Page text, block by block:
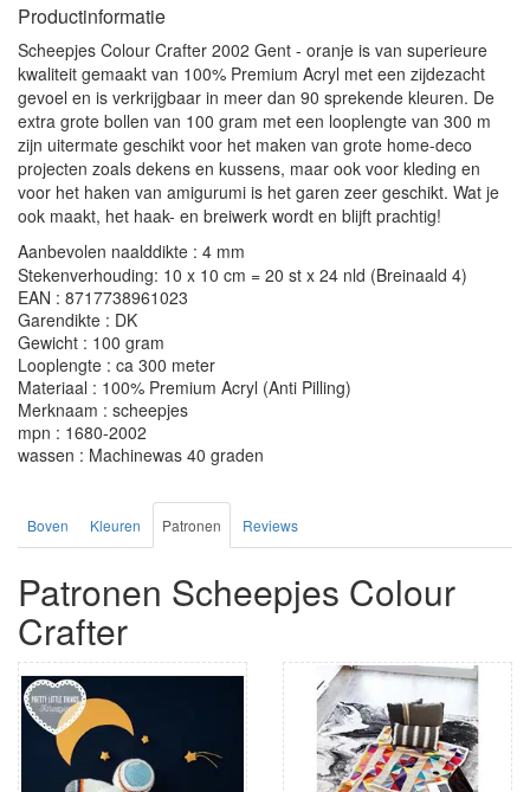
Productinformatie
Scheepjes Colour Crafter 2002 Gent - oranje is van superieure
kwaliteit gemaakt van 100% Premium Acryl met een zijdezacht
gevoel en is verkrijgbaar in meer dan 90 sprekende kleuren. De
extra grote bollen van 100 gram met een looplengte van 300 m
zijn uitermate geschikt voor het maken van grote home-deco
projecten zoals dekens en kussens, maar ook voor kleding en
voor het haken van amigurumi is het garen zeer geschikt. Wat je
ook maakt, het haak- en breiwerk wordt en blijft prachtig!
Aanbevolen naalddikte : 4 mm
Stekenverhouding: 10 x 10 cm = 20 st x 24 nld (Breinaald 4)
EAN : 8717738961023
Garendikte : DK
Gewicht : 100 gram
Looplengte : ca 300 meter
Materiaal : 100% Premium Acryl (Anti Pilling)
Merknaam : scheepjes
mpn : 1680-2002
wassen : Machinewas 40 graden
Boven Kleuren Patronen Reviews
Patronen Scheepjes Colour
Crafter